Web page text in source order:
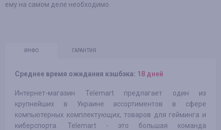
ему на самом деле необходимо.
ИНФО ГАРАНТИЯ
Среднее время ожидания кэшбэка: 18 дней
Интернет-магазин Telemart предлагает один из
крупнейших в Украине ассортиментов в сфере
компьютерных комплектующих, товаров для гейминга и
киберспорта. Telemart - это большая команда